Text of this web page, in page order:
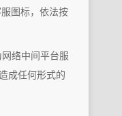
图标，依法按
络中间平台服
成任何形式的